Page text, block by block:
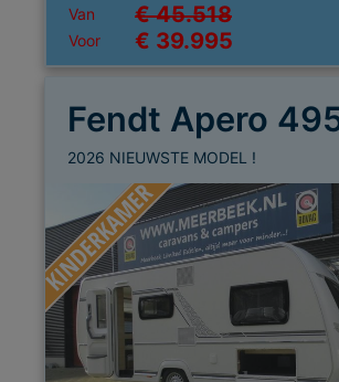
Van € 45.518
Voor € 39.995
Fendt Apero
2026 NIEUWSTE MODEL !